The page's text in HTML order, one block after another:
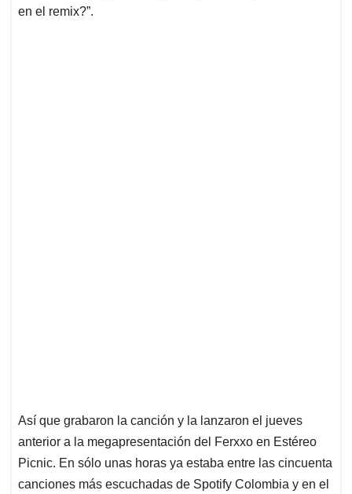
en el remix?”.
Así que grabaron la canción y la lanzaron el jueves
anterior a la megapresentación del Ferxxo en Estéreo
Picnic. En sólo unas horas ya estaba entre las cincuenta
canciones más escuchadas de Spotify Colombia y en el